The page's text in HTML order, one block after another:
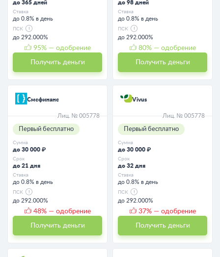
до 365 дней
Ставка
до 0.8% в день
ПСК
до 292.000%
95% — одобрение
Получить деньги
до 98 дней
Ставка
до 0.8% в день
ПСК
до 292.000%
80% — одобрение
Получить деньги
Смсфинанс
Лиц. № 005778
Первый бесплатно
Сумма
до 30 000 ₽
Срок
до 21 дня
Ставка
до 0.8% в день
ПСК
до 292.000%
48% — одобрение
Получить деньги
Vivus
Лиц. № 005778
Первый бесплатно
Сумма
до 30 000 ₽
Срок
до 32 дня
Ставка
до 0.8% в день
ПСК
до 292.000%
37% — одобрение
Получить деньги